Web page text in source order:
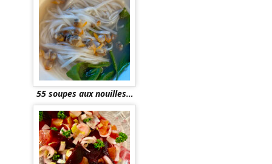
55 soupes aux nouilles…